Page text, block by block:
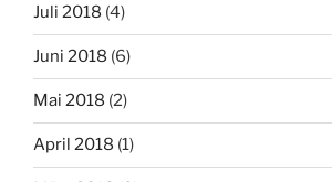
Juli 2018 (4)
Juni 2018 (6)
Mai 2018 (2)
April 2018 (1)